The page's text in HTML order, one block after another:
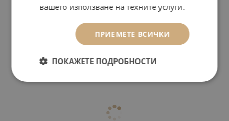
вашето използване на техните услуги.
ПРИЕМЕТЕ ВСИЧКИ
ПОКАЖЕТЕ ПОДРОБНОСТИ